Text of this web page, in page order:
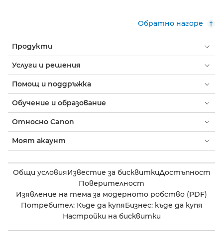
Обратно нагоре
Продукти
Услуги и решения
Помощ и поддръжка
Обучение и образование
Относно Canon
Моят акаунт
Общи условияИзвестие за бисквиткиДостъпност
Поверителност
Изявление на тема за модерното робство (PDF)
Потребител: Къде да купяБизнес: къде да купя
Настройки на бисквитки